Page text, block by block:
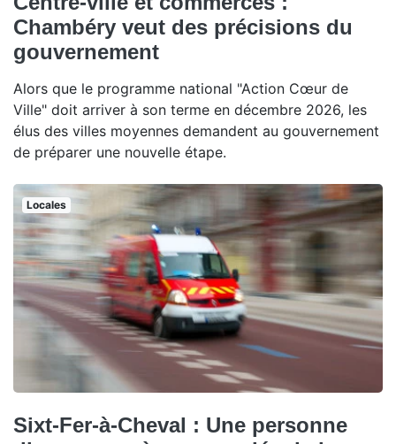
Chambéry veut des précisions du
gouvernement
Alors que le programme national "Action Cœur de
Ville" doit arriver à son terme en décembre 2026, les
élus des villes moyennes demandent au gouvernement
de préparer une nouvelle étape.
Locales
Sixt-Fer-à-Cheval : Une personne